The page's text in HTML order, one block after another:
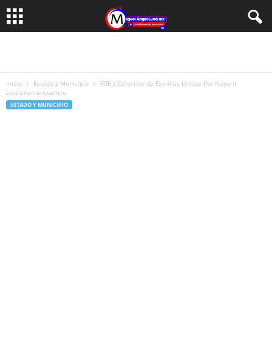
Inicio Estado y Municipio
FGE y Colectivo de Familias Unidas Por Nayarit
sostienen encuentro
ESTADO Y MUNICIPIO